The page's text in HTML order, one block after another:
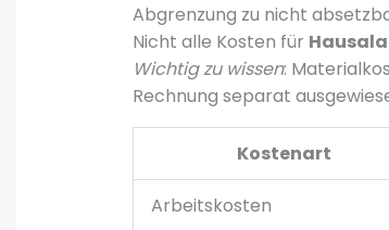
Abgrenzung zu nicht
Nicht alle Kosten für
Wichtig zu wissen:
Rechnung separat
Kostenart
Arbeitskosten